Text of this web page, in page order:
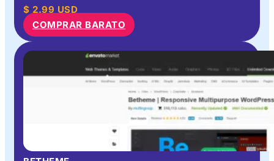
$ 2.99 USD
COMPRAR BARATO